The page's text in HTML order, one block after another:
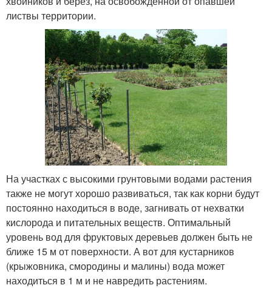
листвы территории.
На участках с высокими грунтовыми водами растения
также не могут хорошо развиваться, так как корни будут
постоянно находиться в воде, загнивать от нехватки
кислорода и питательных веществ. Оптимальный
уровень вод для фруктовых деревьев должен быть не
ближе 15 м от поверхности. А вот для кустарников
(крыжовника, смородины и малины) вода может
находиться в 1 м и не навредить растениям.